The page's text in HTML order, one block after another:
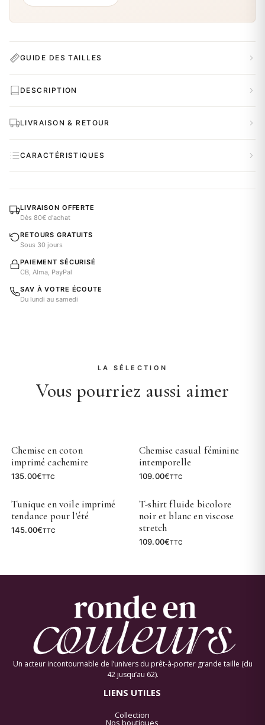
GUIDE DES TAILLES
DESCRIPTION
LIVRAISON & RETOUR
CARACTÉRISTIQUES
LIVRAISON OFFERTE
Dès 80€ d'achat
RETOURS GRATUITS
Sous 30 jours
PAIEMENT SÉCURISÉ
CB, Alma, PayPal
SAV À VOTRE ÉCOUTE
Du lundi au samedi
LA SÉLECTION
Vous pourriez aussi aimer
Chemise en coton
imprimé cachemire
135.00€TTC
Chemise casual féminine
intemporelle
109.00€TTC
Tunique en voile imprimé
tendance pour l'été
145.00€TTC
T-shirt fluide bicolore
noir et blanc en viscose
stretch
109.00€TTC
Un acteur incontournable de l’univers du prêt-à-porter grande taille (du
42 jusqu’au 62).
LIENS UTILES
Collection
Nos boutiques